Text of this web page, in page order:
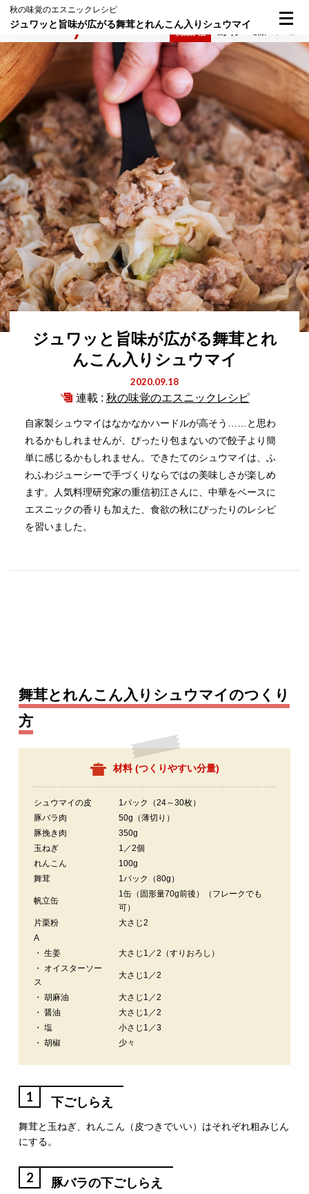
秋の味覚のエスニックレシピ
ジュワッと旨味が広がる舞茸とれんこん入りシュウマイ
ジュワッと旨味が広がる舞茸とれ
んこん入りシュウマイ
2020.09.18
連載 : 秋の味覚のエスニックレシピ
自家製シュウマイはなかなかハードルが高そう……と思わ
れるかもしれませんが、ぴったり包まないので餃子より簡
単に感じるかもしれません。できたてのシュウマイは、ふ
わふわジューシーで手づくりならではの美味しさが楽しめ
ます。人気料理研究家の重信初江さんに、中華をベースに
エスニックの香りも加えた、食欲の秋にぴったりのレシピ
を習いました。
舞茸とれんこん入りシュウマイのつくり
方
材料 (つくりやすい分量)
シュウマイの皮
1パック（24～30枚）
豚バラ肉
50g（薄切り）
豚挽き肉
350g
玉ねぎ
1／2個
れんこん
100g
舞茸
1パック（80g）
帆立缶
1缶（固形量70g前後）（フレークでも
可）
片栗粉
大さじ2
A
・ 生姜
大さじ1／2（すりおろし）
・ オイスターソー
ス
大さじ1／2
・ 胡麻油
大さじ1／2
・ 醤油
大さじ1／2
・ 塩
小さじ1／3
・ 胡椒
少々
1 下ごしらえ
舞茸と玉ねぎ、れんこん（皮つきでいい）はそれぞれ粗みじん
にする。
2 豚バラの下ごしらえ